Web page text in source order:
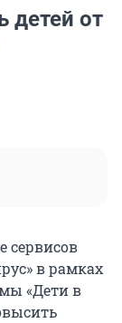
детей от
сервисов
в рамках
«Дети в